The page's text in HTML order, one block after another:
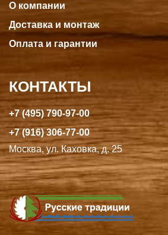
О компании
Доставка и монтаж
Оплата и гарантии
КОНТАКТЫ
+7 (495) 790-97-00
+7 (916) 306-77-00
Москва, ул. Каховка, д. 25